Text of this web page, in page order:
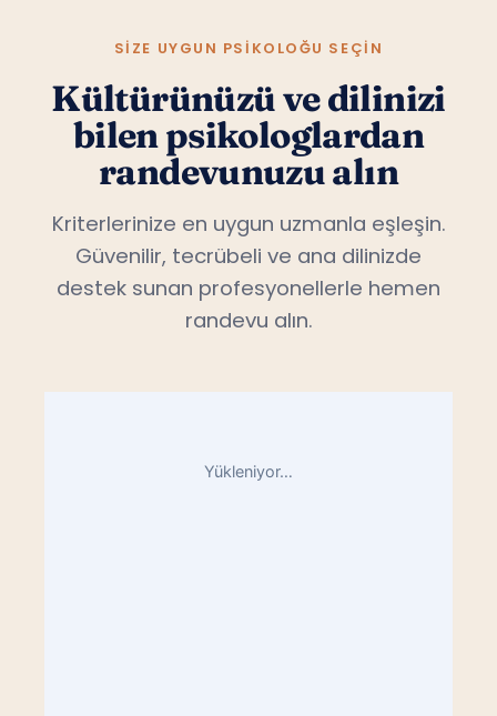
SIZE UYGUN PSIKOLOĞU SEÇIN
Kültürünüzü ve dilinizi
bilen psikologlardan
randevunuzu alın
Kriterlerinize en uygun uzmanla eşleşin.
Güvenilir, tecrübeli ve ana dilinizde
destek sunan profesyonellerle hemen
randevu alın.